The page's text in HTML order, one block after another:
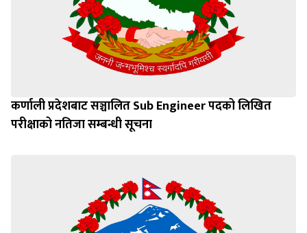
कर्णाली प्रदेशबाट सञ्चालित Sub Engineer पदको लिखित
परीक्षाको नतिजा सम्बन्धी सूचना